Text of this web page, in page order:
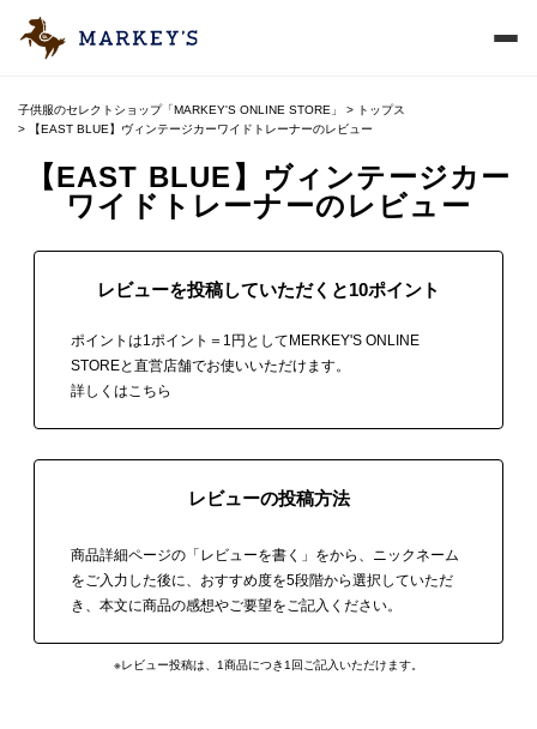
子供服のセレクトショップ「MARKEY'S ONLINE STORE」
トップス
【EAST BLUE】ヴィンテージカーワイドトレーナーのレビュー
【EAST BLUE】ヴィンテージカー
ワイドトレーナーのレビュー
レビューを投稿していただくと10ポイント
ポイントは1ポイント＝1円としてMERKEY'S ONLINE
STOREと直営店舗でお使いいただけます。
詳しくはこちら
レビューの投稿方法
商品詳細ページの「レビューを書く」をから、ニックネーム
をご入力した後に、おすすめ度を5段階から選択していただ
き、本文に商品の感想やご要望をご記入ください。
※レビュー投稿は、1商品につき1回ご記入いただけます。